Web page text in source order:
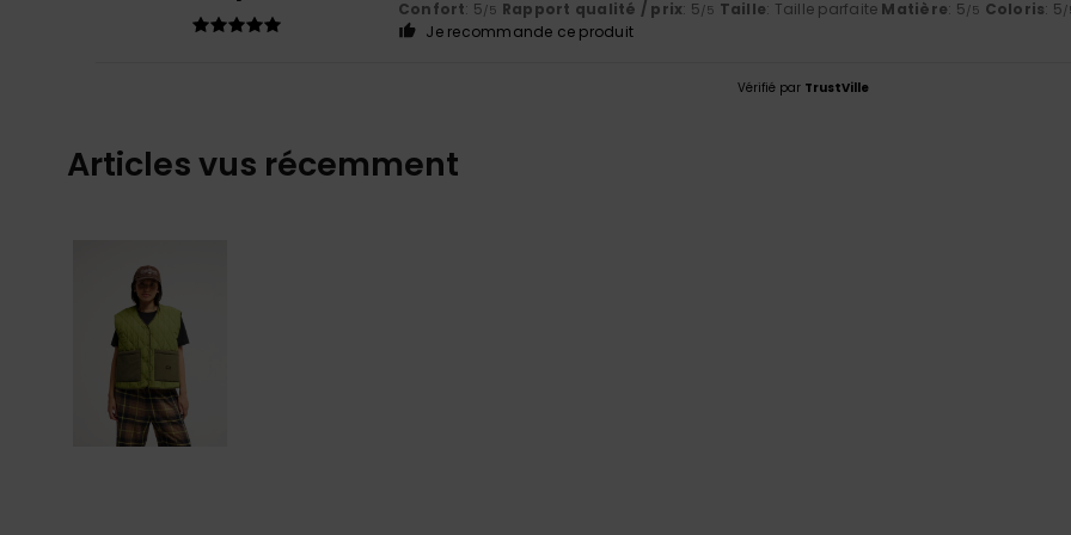
Confort: 5/5 Rapport qualité / prix: 5/5 Taille: Taille parfaite Matière: 5/5 Coloris: 5/
Je recommande ce produit
Vérifié par TrustVille
Articles vus récemment